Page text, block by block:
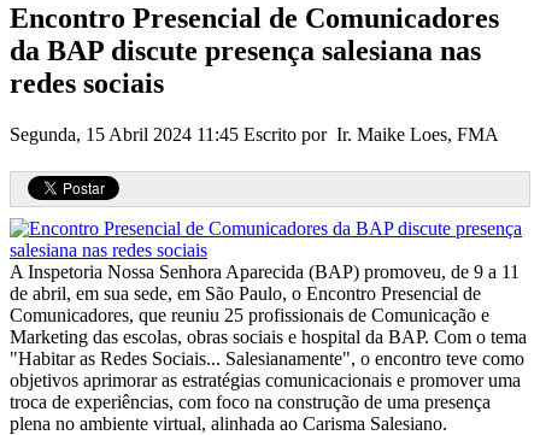
Encontro Presencial de Comunicadores
da BAP discute presença salesiana nas
redes sociais
Segunda, 15 Abril 2024 11:45 Escrito por Ir. Maike Loes, FMA
A Inspetoria Nossa Senhora Aparecida (BAP) promoveu, de 9 a 11
de abril, em sua sede, em São Paulo, o Encontro Presencial de
Comunicadores, que reuniu 25 profissionais de Comunicação e
Marketing das escolas, obras sociais e hospital da BAP. Com o tema
"Habitar as Redes Sociais... Salesianamente", o encontro teve como
objetivos aprimorar as estratégias comunicacionais e promover uma
troca de experiências, com foco na construção de uma presença
plena no ambiente virtual, alinhada ao Carisma Salesiano.